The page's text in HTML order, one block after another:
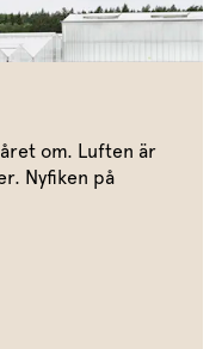
om. Luften är
Nyfiken på